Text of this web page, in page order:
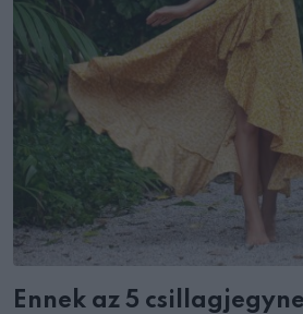
Ennek az 5